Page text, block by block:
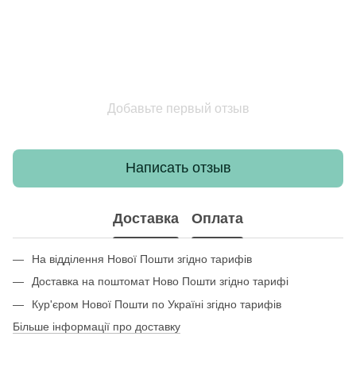
Добавьте первый отзыв
Написать отзыв
Доставка Оплата
На відділення Нової Пошти згідно тарифів
Доставка на поштомат Ново Пошти згідно тарифі
Кур'єром Нової Пошти по Україні згідно тарифів
Більше інформації про доставку